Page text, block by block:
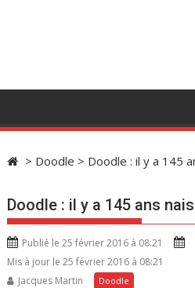
> Doodle > Doodle : il y a 145
Doodle : il y a 145 ans
Publié le 25 février 2016 à 08:21
Mis à jour le 25 février 2016 à 08:21
Jacques Martin
Doodle